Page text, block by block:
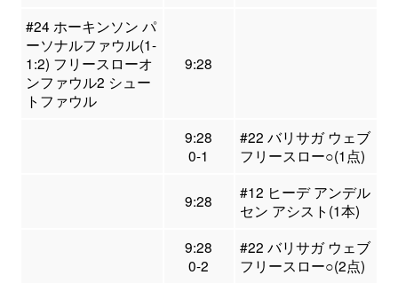
#24 ホーキンソン パ
ーソナルファウル(1-
1:2) フリースローオ
ンファウル2 シュー
トファウル
9:28
9:28
0-1
#22 バリサガ ウェブ
フリースロー○(1点)
9:28
#12 ヒーデ アンデル
セン アシスト(1本)
9:28
0-2
#22 バリサガ ウェブ
フリースロー○(2点)